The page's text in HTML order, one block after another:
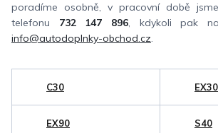
poradíme osobně, v pracovní době
telefonu 732 147 896, kdykoli pak
info@autodoplnky-obchod.cz.
C30 EX30
EX90 S40